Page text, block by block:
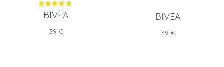
BIVEA
Prix
39 €
BIVEA
Prix
39 €